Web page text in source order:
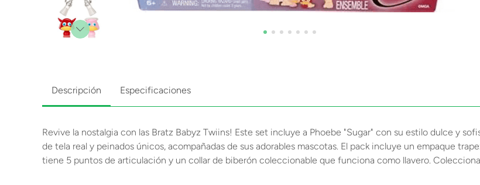
Descripción Especificaciones
Revive la nostalgia con las Bratz Babyz Twiins! Este set incluye a Phoebe "Sugar" con su estilo dulce y
de tela real y peinados únicos, acompañadas de sus adorables mascotas. El pack incluye un empaque
tiene 5 puntos de articulación y un collar de biberón coleccionable que funciona como llavero.